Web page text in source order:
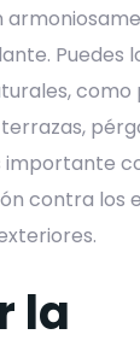
Puedes
como
importante
contra los
la